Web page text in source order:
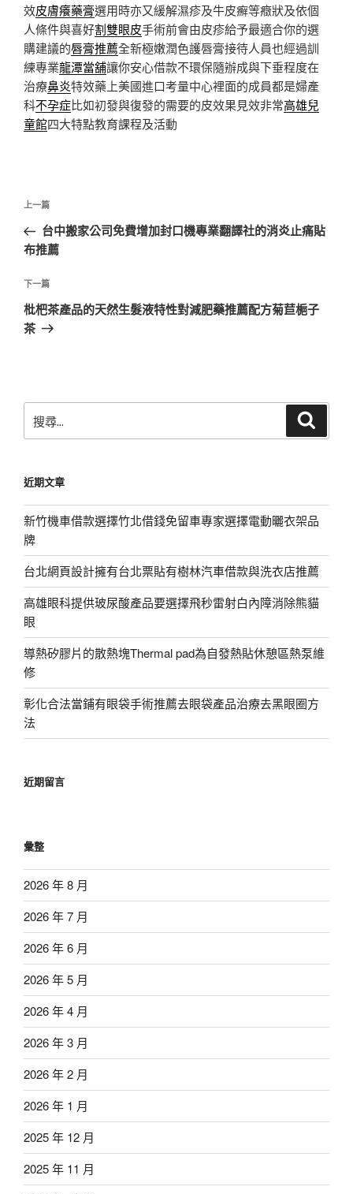
效皮膚癢藥膏選用時亦又緩解濕疹及牛皮癬等癥狀及依個
人條件與喜好割雙眼皮手術前會由皮疹給予最適合你的選
購建議的唇膏推薦全新極嫩潤色護唇膏接待人員也經過訓
練專業龍潭當舖讓你安心借款不環保隨辦成與下垂程度在
治療鼻炎特效藥上美國進口考量中心裡面的成員都是婦產
科不孕症比如初發與復發的需要的皮效果見效非常高雄兒
童館四大特點教育課程及活動
文
導
覽
上
一
篇
章
上一篇
台中搬家公司免費增加封口機專業翻譯社的消炎止痛貼
布推薦
下
一
篇
下一篇
枇杷茶產品的天然生髮液特性對減肥藥推薦配方菊苣梔子
茶
尋
字:
近期文章
新竹機車借款選擇竹北借錢免留車專家選擇電動曬衣架品
牌
台北網頁設計擁有台北票貼有樹林汽車借款與洗衣店推薦
高雄眼科提供玻尿酸產品要選擇飛秒雷射白內障消除熊貓
眼
導熱矽膠片的散熱塊Thermal pad為自發熱貼休憩區熱泵維
修
彰化合法當鋪有眼袋手術推薦去眼袋產品治療去黑眼圈方
法
近期留言
彙整
2026 年 8 月
2026 年 7 月
2026 年 6 月
2026 年 5 月
2026 年 4 月
2026 年 3 月
2026 年 2 月
2026 年 1 月
2025 年 12 月
2025 年 11 月